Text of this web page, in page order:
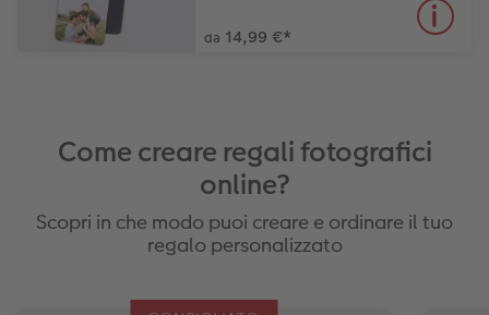
da 14,99 €*
Come creare regali fotografici
online?
Scopri in che modo puoi creare e ordinare il tuo
regalo personalizzato